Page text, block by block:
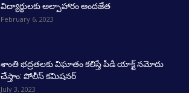
విద్యార్థులకు అల్పాహారం అందజేత
February 6, 2023
శాంతి భద్రతలకు విఘాతం కలిస్తే పీడి యాక్ట్ నమోదు
చేస్తాం: పోలీస్ కమిషనర్
July 3, 2023